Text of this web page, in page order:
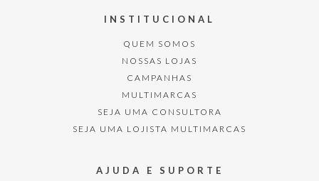
INSTITUCIONAL
QUEM SOMOS
NOSSAS LOJAS
CAMPANHAS
MULTIMARCAS
SEJA UMA CONSULTORA
SEJA UMA LOJISTA MULTIMARCAS
AJUDA E SUPORTE